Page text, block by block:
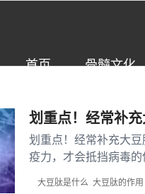
首页 骨髓文化
划重点！经常补充
划重点！经常补充大
疫力，才会抵挡病毒
大豆肽是什么 大豆肽的作用